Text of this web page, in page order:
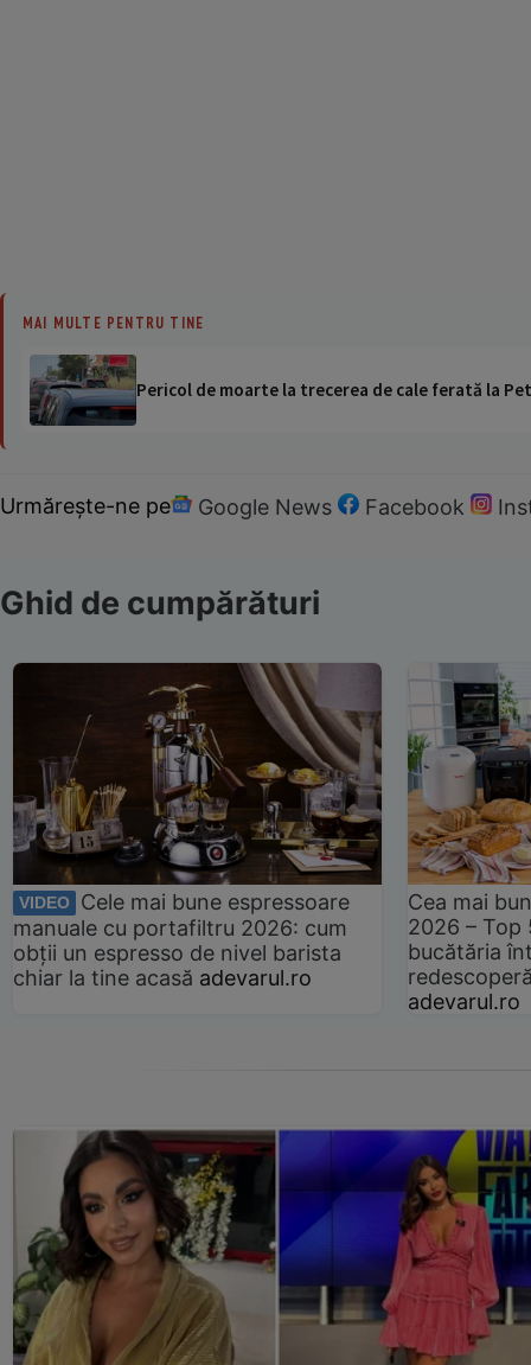
MAI MULTE PENTRU TINE
Pericol de moarte la trecerea de cale ferată la
Urmărește-ne pe Google News Facebook
Ghid de cumpărături
VIDEO
Cele mai bune espressoare
manuale cu portafiltru 2026: cum
obții un espresso de nivel barista
chiar la tine acasă adevarul.ro
Cea mai
2026 –
bucătăria
adevarul.ro